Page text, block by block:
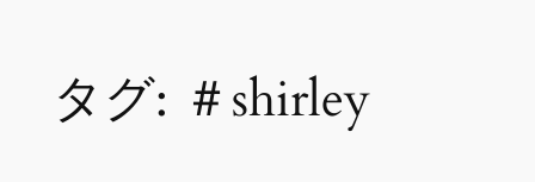
タグ: ＃shirley